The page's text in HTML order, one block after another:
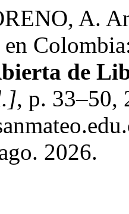
A.
de
, p. 33–50,
2026.